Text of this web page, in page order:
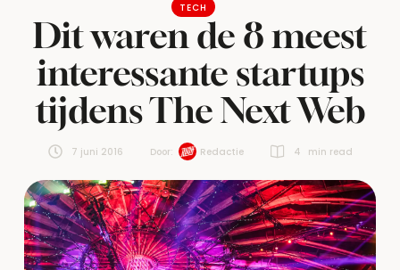
TECH
Dit waren de 8 meest
interessante startups
tijdens The Next Web
7 juni 2016 Door: Redactie 4 min read